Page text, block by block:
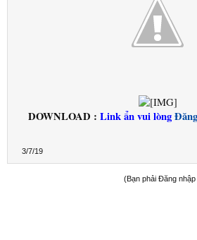
DOWNLOAD : Link ẩn vui lòng
3/7/19
(Bạn phải Đăng